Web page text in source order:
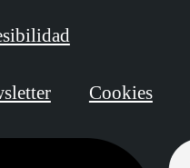
Cookies